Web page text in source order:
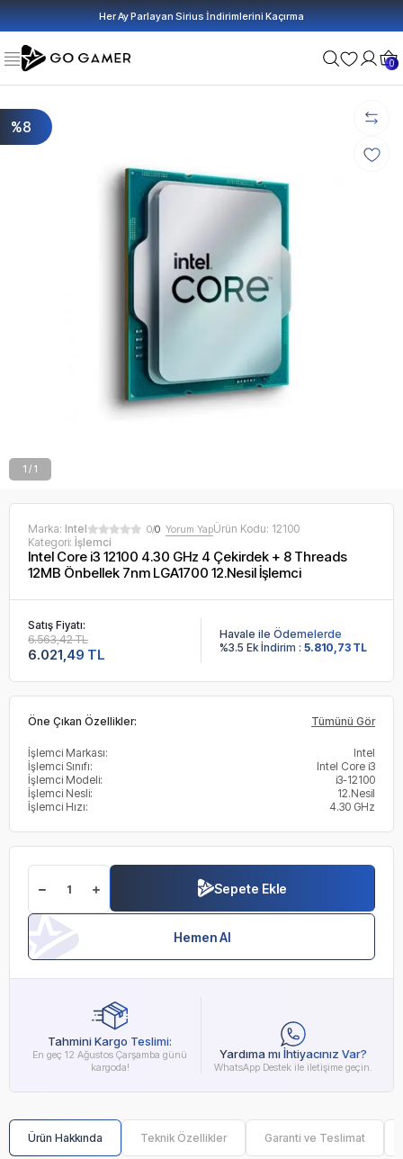
Her Ay Parlayan Sirius İndirimlerini Kaçırma
0
%8
1 / 1
Marka: Intel 0/0 Yorum YapÜrün Kodu: 12100
Kategori: İşlemci
Intel Core i3 12100 4.30 GHz 4 Çekirdek + 8 Threads
12MB Önbellek 7nm LGA1700 12.Nesil İşlemci
Satış Fiyatı:
6.021,49 TL
6.563,42 TL
Havale ile Ödemelerde
%3.5 Ek İndirim : 5.810,73 TL
Öne Çıkan Özellikler: Tümünü Gör
İşlemci Markası:
Intel
İşlemci Sınıfı:
Intel Core i3
İşlemci Modeli:
i3-12100
İşlemci Nesli:
12.Nesil
İşlemci Hızı:
4.30 GHz
Sepete Ekle
Hemen Al
Tahmini Kargo Teslimi:
En geç 12 Ağustos Çarşamba günü
kargoda!
Yardıma mı İhtiyacınız Var?
WhatsApp Destek ile iletişime geçin.
Ürün Hakkında Teknik Özellikler Garanti ve Teslimat